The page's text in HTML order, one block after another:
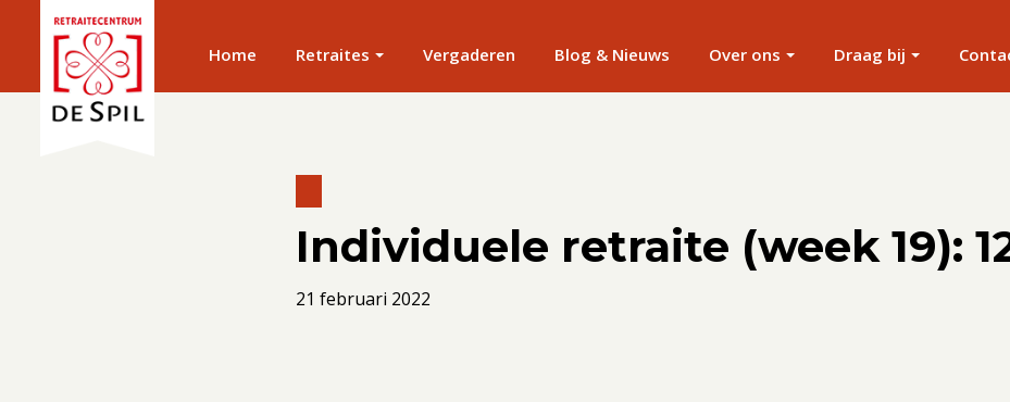
Home Retraites Vergaderen Blog & Nieuws Over ons Draag bij
Individuele retraite (week 19):
21 februari 2022